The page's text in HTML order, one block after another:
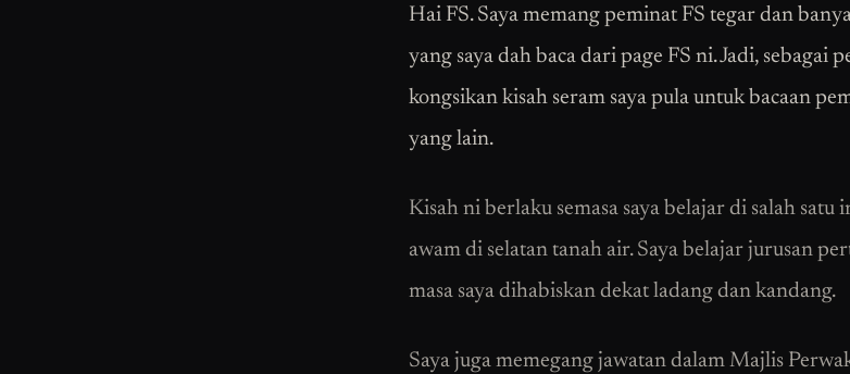
Hai FS. Saya memang peminat FS tegar dan
yang saya dah baca dari page FS ni. Jadi, sebagai
kongsikan kisah seram saya pula untuk bacaan
yang lain.
Kisah ni berlaku semasa saya belajar di salah
awam di selatan tanah air. Saya belajar jurusan
masa saya dihabiskan dekat ladang dan kandang.
Saya juga memegang jawatan dalam Majlis